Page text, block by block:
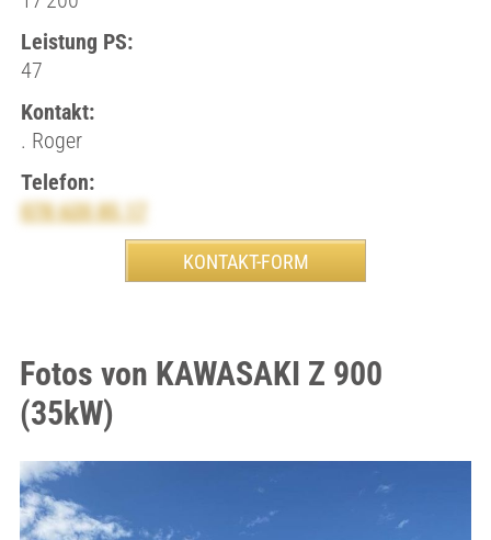
Leistung PS:
47
Kontakt:
. Roger
Telefon:
078 620 85 17
Fotos von KAWASAKI Z 900
(35kW)